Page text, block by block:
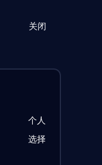
关闭
个人
选择